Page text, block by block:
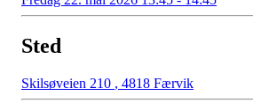
Sted
Skilsøveien 210 , 4818 Færvik